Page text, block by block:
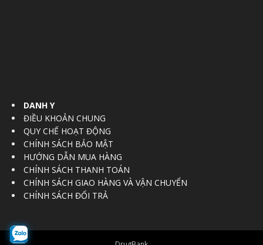
DANH Y
ĐIỀU KHOẢN CHUNG
QUY CHẾ HOẠT ĐỘNG
CHÍNH SÁCH BẢO MẬT
HƯỚNG DẪN MUA HÀNG
CHÍNH SÁCH THANH TOÁN
CHÍNH SÁCH GIAO HÀNG VÀ VẬN CHUYỂN
CHÍNH SÁCH ĐỔI TRẢ